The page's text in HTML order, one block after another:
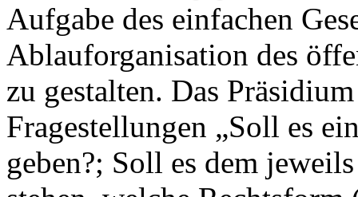
Aufgabe des einfachen
Ablauforganisation des
zu gestalten. Das Präsidium
Fragestellungen „Soll es
geben?; Soll es dem